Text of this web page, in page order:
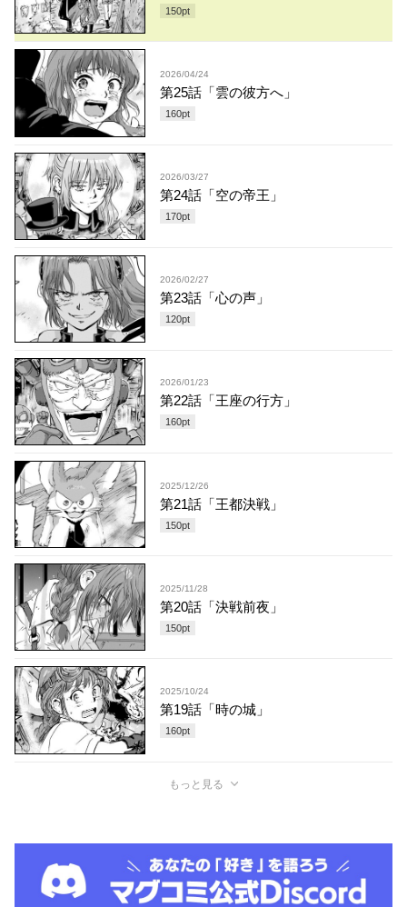
150pt
2026/04/24
第25話「雲の彼方へ」
160pt
2026/03/27
第24話「空の帝王」
170pt
2026/02/27
第23話「心の声」
120pt
2026/01/23
第22話「王座の行方」
160pt
2025/12/26
第21話「王都決戦」
150pt
2025/11/28
第20話「決戦前夜」
150pt
2025/10/24
第19話「時の城」
160pt
もっと見る